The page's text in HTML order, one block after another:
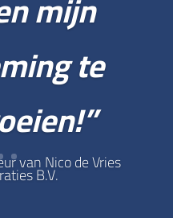
te
van Nico de Vries
B.V.